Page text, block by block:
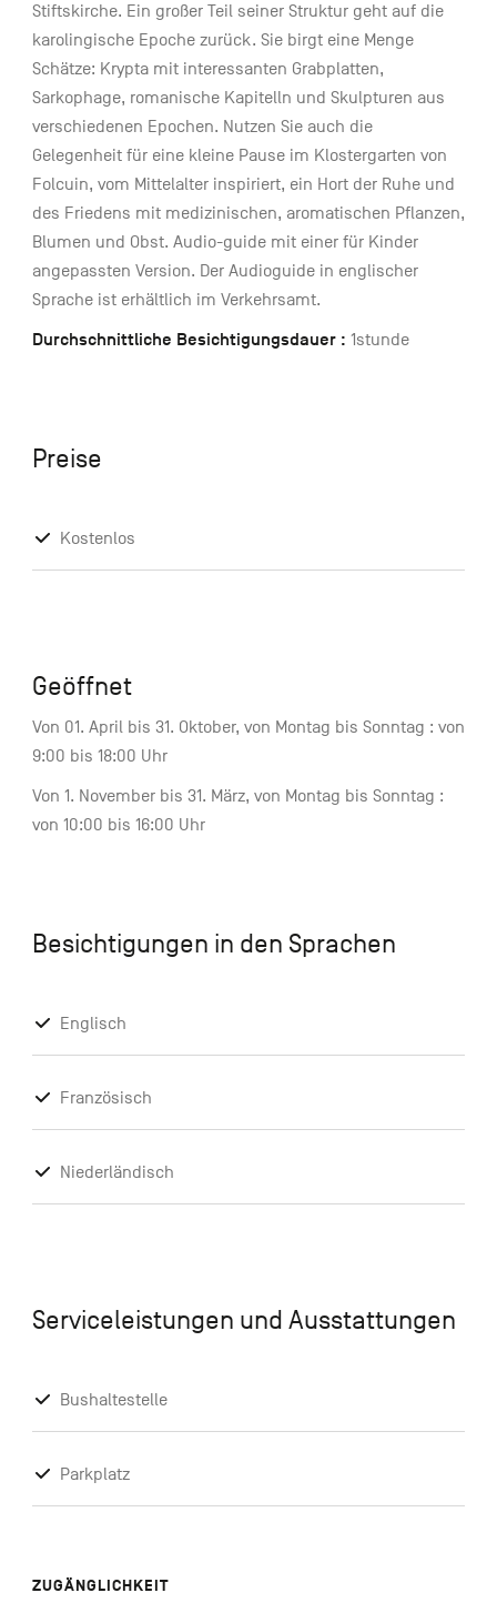
Stiftskirche. Ein großer Teil seiner Struktur geht auf die
karolingische Epoche zurück. Sie birgt eine Menge
Schätze: Krypta mit interessanten Grabplatten,
Sarkophage, romanische Kapitelln und Skulpturen aus
verschiedenen Epochen. Nutzen Sie auch die
Gelegenheit für eine kleine Pause im Klostergarten von
Folcuin, vom Mittelalter inspiriert, ein Hort der Ruhe und
des Friedens mit medizinischen, aromatischen Pflanzen,
Blumen und Obst. Audio-guide mit einer für Kinder
angepassten Version. Der Audioguide in englischer
Sprache ist erhältlich im Verkehrsamt.
Durchschnittliche Besichtigungsdauer : 1stunde
Preise
Kostenlos
Geöffnet
Von 01. April bis 31. Oktober, von Montag bis Sonntag : von
9:00 bis 18:00 Uhr
Von 1. November bis 31. März, von Montag bis Sonntag :
von 10:00 bis 16:00 Uhr
Besichtigungen in den Sprachen
Englisch
Französisch
Niederländisch
Serviceleistungen und Ausstattungen
Bushaltestelle
Parkplatz
ZUGÄNGLICHKEIT